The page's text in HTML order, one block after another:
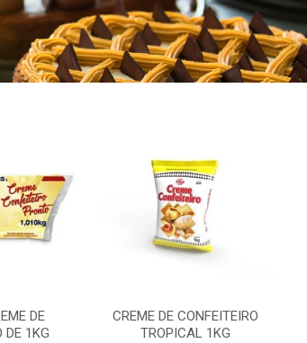
DE
DE 1KG
CREME DE CONFEITEIRO
TROPICAL 1KG